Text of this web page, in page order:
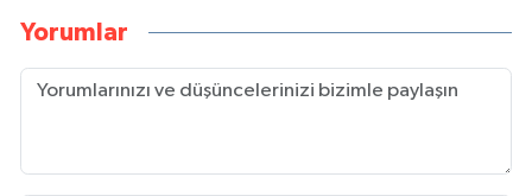
Yorumlar